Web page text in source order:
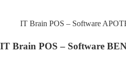
IT Brain POS – Software
IT Brain POS – Software